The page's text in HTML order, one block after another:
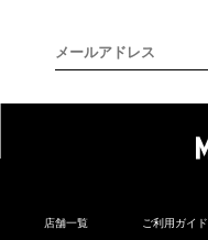
店舗一覧 ご利用ガイド